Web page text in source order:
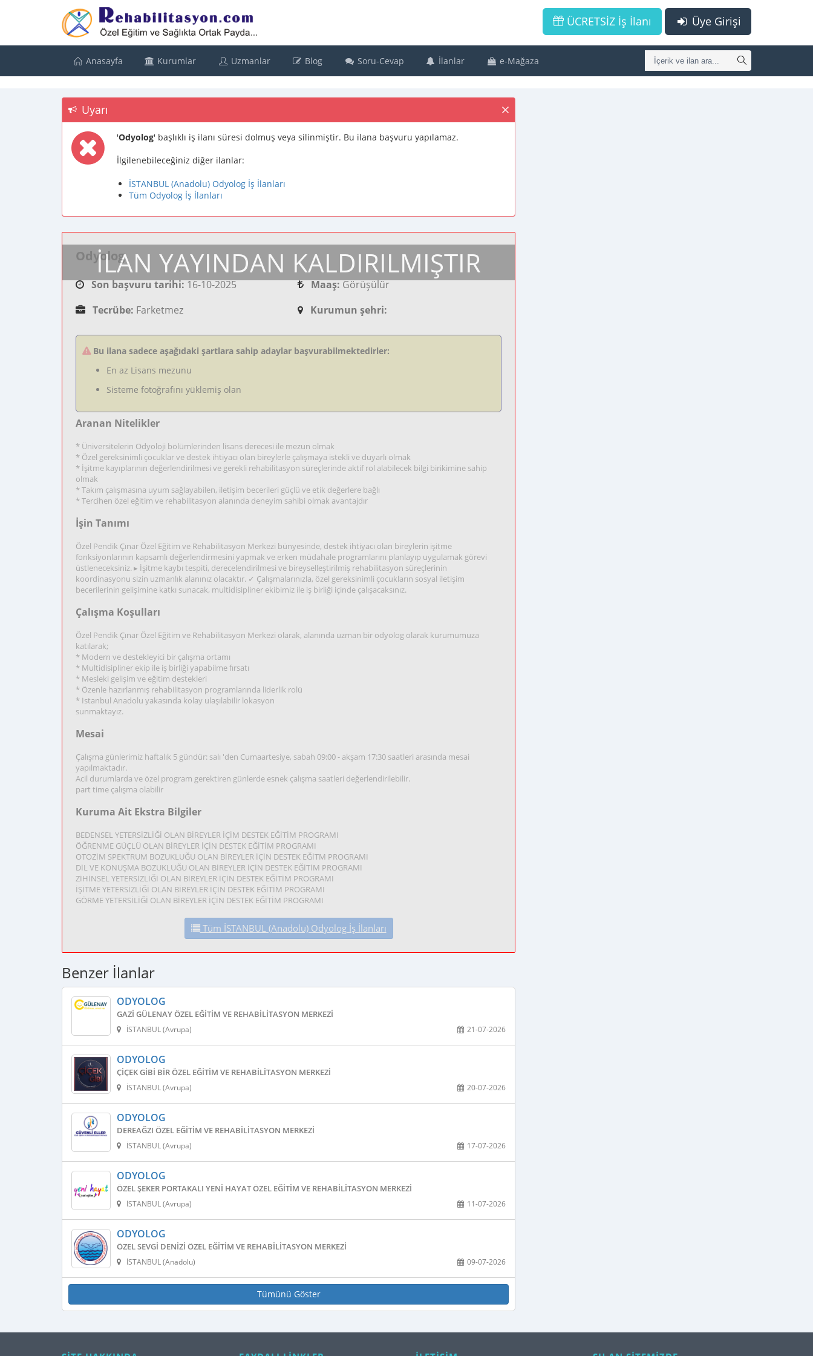
Üye Girişi
ÜCRETSİZ İş İlanı
Anasayfa Kurumlar Uzmanlar Blog Soru-Cevap İlanlar e-Mağaza
Uyarı
'Odyolog' başlıklı iş ilanı süresi dolmuş veya silinmiştir. Bu ilana başvuru yapılamaz.
İlgilenebileceğiniz diğer ilanlar:
İSTANBUL (Anadolu) Odyolog İş İlanları
Tüm Odyolog İş İlanları
İLAN YAYINDAN KALDIRILMIŞTIR
Odyolog
Son başvuru tarihi:16-10-2025 Maaş:Görüşülür
Tecrübe: Farketmez Kurumun şehri:
Bu ilana sadece aşağıdaki şartlara sahip adaylar başvurabilmektedirler:
En az Lisans mezunu
Sisteme fotoğrafını yüklemiş olan
Aranan Nitelikler
* Üniversitelerin Odyoloji bölümlerinden lisans derecesi ile mezun olmak
* Özel gereksinimli çocuklar ve destek ihtiyacı olan bireylerle çalışmaya istekli ve duyarlı olmak
* İşitme kayıplarının değerlendirilmesi ve gerekli rehabilitasyon süreçlerinde aktif rol alabilecek bilgi birikimine sahip
olmak
* Takım çalışmasına uyum sağlayabilen, iletişim becerileri güçlü ve etik değerlere bağlı
* Tercihen özel eğitim ve rehabilitasyon alanında deneyim sahibi olmak avantajdır
İşin Tanımı
Özel Pendik Çınar Özel Eğitim ve Rehabilitasyon Merkezi bünyesinde, destek ihtiyacı olan bireylerin işitme
fonksiyonlarının kapsamlı değerlendirmesini yapmak ve erken müdahale programlarını planlayıp uygulamak görevi
üstleneceksiniz. ▸ İşitme kaybı tespiti, derecelendirilmesi ve bireyselleştirilmiş rehabilitasyon süreçlerinin
koordinasyonu sizin uzmanlık alanınız olacaktır. ✓ Çalışmalarınızla, özel gereksinimli çocukların sosyal iletişim
becerilerinin gelişimine katkı sunacak, multidisipliner ekibimiz ile iş birliği içinde çalışacaksınız.
Çalışma Koşulları
Özel Pendik Çınar Özel Eğitim ve Rehabilitasyon Merkezi olarak, alanında uzman bir odyolog olarak kurumumuza
katılarak;
* Modern ve destekleyici bir çalışma ortamı
* Multidisipliner ekip ile iş birliği yapabilme fırsatı
* Mesleki gelişim ve eğitim destekleri
* Özenle hazırlanmış rehabilitasyon programlarında liderlik rolü
* İstanbul Anadolu yakasında kolay ulaşılabilir lokasyon
sunmaktayız.
Mesai
Çalışma günlerimiz haftalık 5 gündür: salı 'den Cumaartesiye, sabah 09:00 - akşam 17:30 saatleri arasında mesai
yapılmaktadır.
Acil durumlarda ve özel program gerektiren günlerde esnek çalışma saatleri değerlendirilebilir.
part time çalışma olabilir
Kuruma Ait Ekstra Bilgiler
BEDENSEL YETERSİZLİĞİ OLAN BİREYLER İÇİM DESTEK EĞİTİM PROGRAMI
ÖĞRENME GÜÇLÜ OLAN BİREYLER İÇİN DESTEK EĞİTİM PROGRAMI
OTOZİM SPEKTRUM BOZUKLUĞU OLAN BİREYLER İÇİN DESTEK EĞİTM PROGRAMI
DİL VE KONUŞMA BOZUKLUĞU OLAN BİREYLER İÇİN DESTEK EĞİTİM PROGRAMI
ZİHİNSEL YETERSİZLİĞİ OLAN BİREYLER İÇİN DESTEK EĞİTİM PROGRAMI
İŞİTME YETERSİZLİĞİ OLAN BİREYLER İÇİN DESTEK EĞİTİM PROGRAMI
GÖRME YETERSİLİĞİ OLAN BİREYLER İÇİN DESTEK EĞİTİM PROGRAMI
Tüm İSTANBUL (Anadolu) Odyolog İş İlanları
Benzer İlanlar
ODYOLOG
GAZI GÜLENAY ÖZEL EĞITIM VE REHABILITASYON MERKEZI
21-07-2026
İSTANBUL (Avrupa)
ODYOLOG
ÇIÇEK GIBI BIR ÖZEL EĞITIM VE REHABILITASYON MERKEZI
20-07-2026
İSTANBUL (Avrupa)
ODYOLOG
DEREAĞZI ÖZEL EĞITIM VE REHABILITASYON MERKEZI
17-07-2026
İSTANBUL (Avrupa)
ODYOLOG
ÖZEL ŞEKER PORTAKALI YENI HAYAT ÖZEL EĞITIM VE REHABILITASYON MERKEZI
11-07-2026
İSTANBUL (Avrupa)
ODYOLOG
ÖZEL SEVGI DENIZI ÖZEL EĞITIM VE REHABILITASYON MERKEZI
09-07-2026
İSTANBUL (Anadolu)
Tümünü Göster